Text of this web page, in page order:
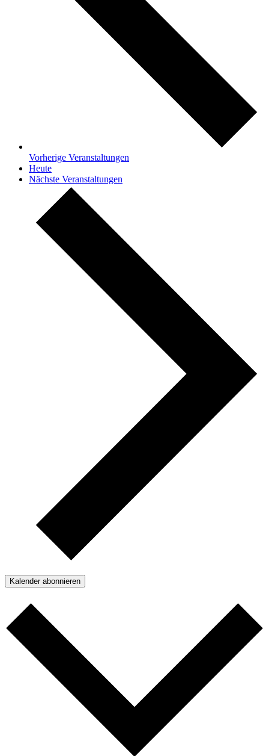
Vorherige Veranstaltungen
Heute
Nächste Veranstaltungen
Kalender abonnieren